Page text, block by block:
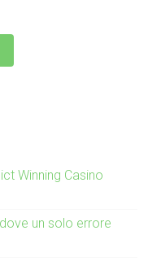
Winning Casino
un solo errore